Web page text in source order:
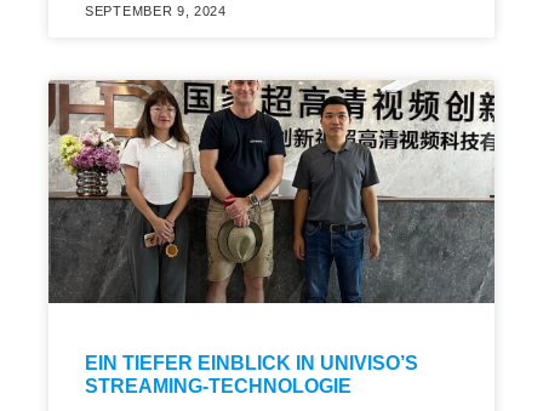
SEPTEMBER 9, 2024
EIN TIEFER EINBLICK IN UNIVISO’S
STREAMING-TECHNOLOGIE